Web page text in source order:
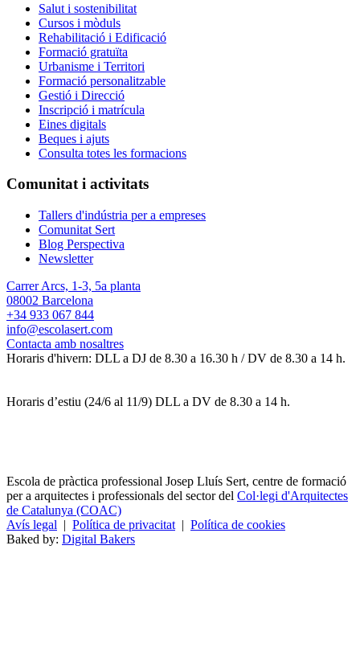
Salut i sostenibilitat
Cursos i mòduls
Rehabilitació i Edificació
Formació gratuïta
Urbanisme i Territori
Formació personalitzable
Gestió i Direcció
Inscripció i matrícula
Eines digitals
Beques i ajuts
Consulta totes les formacions
Comunitat i activitats
Tallers d'indústria per a empreses
Comunitat Sert
Blog Perspectiva
Newsletter
Carrer Arcs, 1-3, 5a planta
08002 Barcelona
+34 933 067 844
info@escolasert.com
Contacta amb nosaltres
Horaris d'hivern: DLL a DJ de 8.30 a 16.30 h / DV de 8.30 a 14 h.
Horaris d’estiu (24/6 al 11/9) DLL a DV de 8.30 a 14 h.
Escola de pràctica professional Josep Lluís Sert, centre de formació
per a arquitectes i professionals del sector del Col·legi d'Arquitectes
de Catalunya (COAC)
Avís legal | Política de privacitat | Política de cookies
Baked by: Digital Bakers